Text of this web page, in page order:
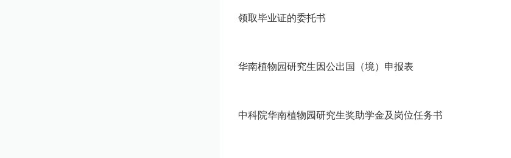
领取毕业证的委托书
华南植物园研究生因公出国（境）申报表
中科院华南植物园研究生奖助学金及岗位任务书